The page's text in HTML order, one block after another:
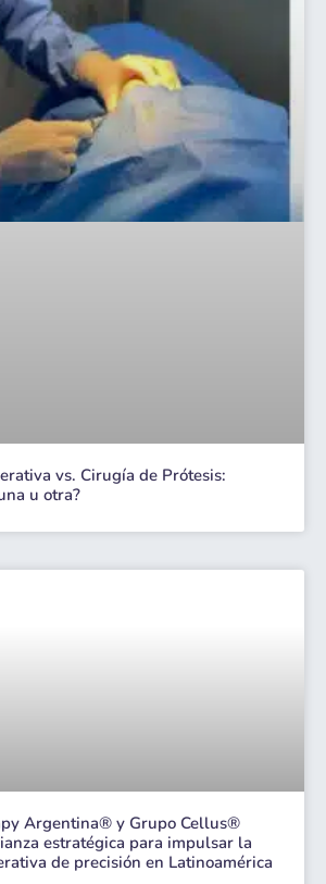
vs. Cirugía de Prótesis:
u otra?
Argentina® y Grupo Cellus®
estratégica para impulsar la
de precisión en Latinoamérica